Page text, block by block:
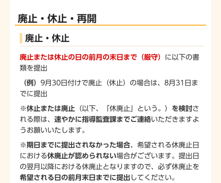
廃止・休止・再開
廃止・休止
廃止または休止の日の前月の末日まで（厳守） に以下の書
類を提出
（例） 9月30日付けで廃止（休止）の場合は、8月31日ま
でに提出
※休止または廃止 （以下、「休廃止」という。） を検討さ
れる際は、 速やかに指導監査課までご連絡いただきますよ
うお願いいたします。
※期日までに提出されなかった場合、希望される休廃止日
における休廃止が認められない場合がございます。提出日
の翌月以降における休廃止となりますので、必ず休廃止を
希望される日の前月末日までに提出 してください。